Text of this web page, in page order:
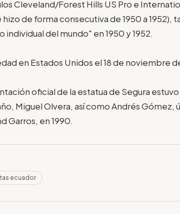
Cleveland/Forest Hills US Pro e
de forma consecutiva de 1950 a 1952),
del mundo" en 1950 y 1952.
en Estados Unidos el 18 de noviembre
oficial de la estatua de Segura estuvo
Miguel Olvera, así como Andrés Gómez,
Garros, en 1990.
ecuador